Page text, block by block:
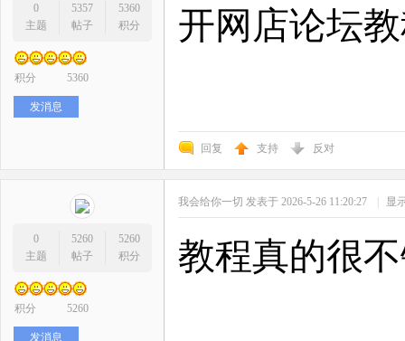
0
主题
5357
帖子
5360
积分
积分 5360
发消息
开网店论坛
回复 支持 反对
0
主题
5260
帖子
5260
积分
积分 5260
发消息
我会给你一切 发表于 2026-5-26 11:20:27 | 显
教程真的很